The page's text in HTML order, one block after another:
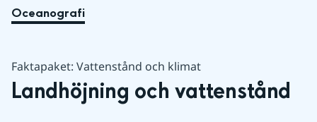
Oceanografi
Faktapaket: Vattenstånd och klimat
Landhöjning och vattenstånd